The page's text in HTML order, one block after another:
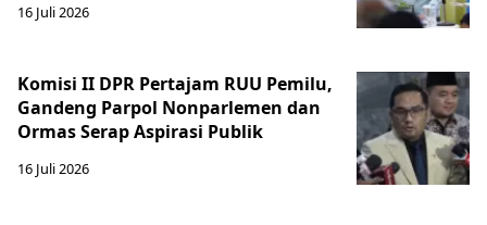
16 Juli 2026
Komisi II DPR Pertajam RUU Pemilu,
Gandeng Parpol Nonparlemen dan
Ormas Serap Aspirasi Publik
16 Juli 2026